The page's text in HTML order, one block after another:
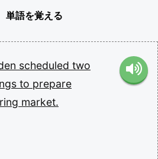
単語を覚える
scheduled two
to prepare
market.